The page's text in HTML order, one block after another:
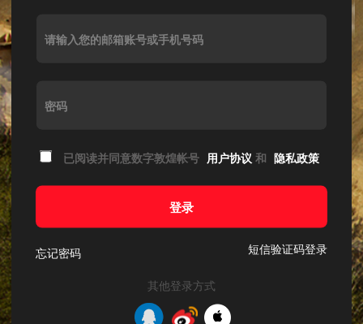
请输入您的邮箱账号或手机号码
密码
已阅读并同意数字敦煌帐号 用户协议 和 隐私政策
登录
忘记密码 短信验证码登录
其他登录方式